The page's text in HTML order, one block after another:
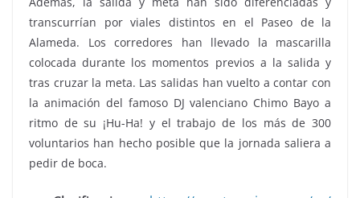
transcurrían por viales distintos en el Paseo de la
Alameda. Los corredores han llevado la mascarilla
colocada durante los momentos previos a la salida y
tras cruzar la meta. Las salidas han vuelto a contar con
la animación del famoso DJ valenciano Chimo Bayo a
ritmo de su ¡Hu-Ha! y el trabajo de los más de 300
voluntarios han hecho posible que la jornada saliera a
pedir de boca.